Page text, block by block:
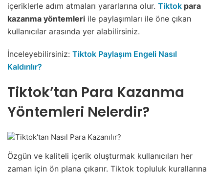
içeriklerle adım atmaları yararlarına olur. Tiktok para
kazanma yöntemleri ile paylaşımları ile öne çıkan
kullanıcılar arasında yer alabilirsiniz.
İnceleyebilirsiniz: Tiktok Paylaşım Engeli Nasıl
Kaldırılır?
Tiktok’tan Para Kazanma
Yöntemleri Nelerdir?
Özgün ve kaliteli içerik oluşturmak kullanıcıları her
zaman için ön plana çıkarır. Tiktok topluluk kurallarına